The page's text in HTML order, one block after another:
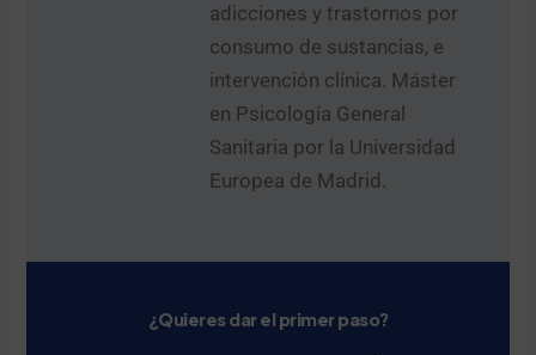
adicciones y trastornos por
consumo de sustancias, e
intervención clínica. Máster
en Psicología General
Sanitaria por la Universidad
Europea de Madrid.
¿Quieres dar el primer paso?